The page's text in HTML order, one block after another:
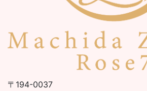
〒194-0037